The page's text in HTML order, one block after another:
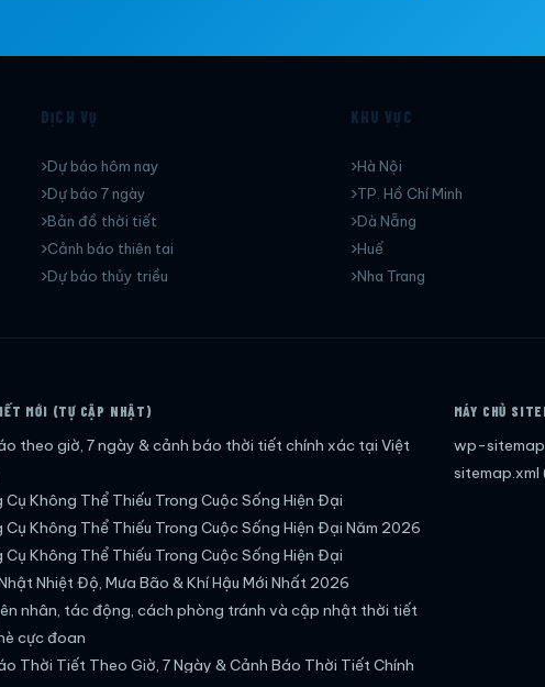
DỊCH VỤ
Dự báo hôm nay
Dự báo 7 ngày
Bản đồ thời tiết
Cảnh báo thiên tai
Dự báo thủy triều
KHU VỰC
Hà Nội
TP. Hồ Chí Minh
Dà Nẵng
Huế
Nha Trang
MỚI (TỰ CẬP NHẬT)
theo giờ, 7 ngày & cảnh báo thời tiết chính xác tại Việt
Cụ Không Thể Thiếu Trong Cuộc Sống Hiện Đại
Cụ Không Thể Thiếu Trong Cuộc Sống Hiện Đại Năm 2026
Cụ Không Thể Thiếu Trong Cuộc Sống Hiện Đại
Nhiệt Độ, Mưa Bão & Khí Hậu Mới Nhất 2026
nhân, tác động, cách phòng tránh và cập nhật thời tiết
cực đoan
Thời Tiết Theo Giờ, 7 Ngày & Cảnh Báo Thời Tiết Chính
MÁY CHỦ
wp-
sitemap.xml